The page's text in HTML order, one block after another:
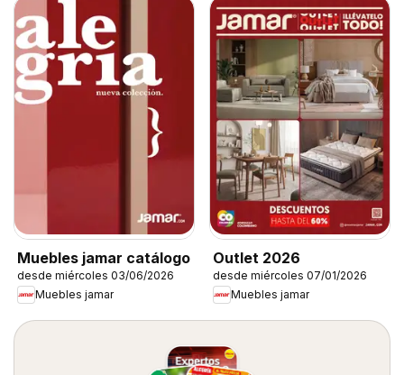
Muebles jamar catálogo
desde miércoles 03/06/2026
Muebles jamar
Outlet 2026
desde miércoles 07/01/2026
Muebles jamar